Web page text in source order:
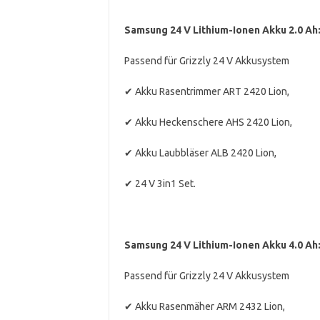
Samsung 24 V Lithium-Ionen Akku 2.0 Ah:
Passend für Grizzly 24 V Akkusystem
✔ Akku Rasentrimmer ART 2420 Lion,
✔ Akku Heckenschere AHS 2420 Lion,
✔ Akku Laubbläser ALB 2420 Lion,
✔ 24 V 3in1 Set.
Samsung 24 V Lithium-Ionen Akku 4.0 Ah:
Passend für Grizzly 24 V Akkusystem
✔ Akku Rasenmäher ARM 2432 Lion,